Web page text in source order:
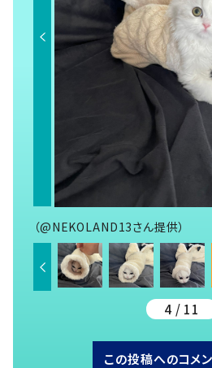
（@NEKOLAND13さん提供）
4 / 11
この投稿へのコメ